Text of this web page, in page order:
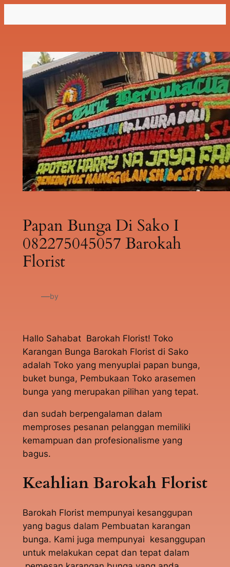
ke
Papan Bunga Di Sako I
082275045057 Barokah
Florist
—by
Hallo Sahabat Barokah Florist! Toko
Karangan Bunga Barokah Florist di Sako
adalah Toko yang menyuplai papan bunga,
buket bunga, Pembukaan Toko arasemen
bunga yang merupakan pilihan yang tepat.
dan sudah berpengalaman dalam
memproses pesanan pelanggan memiliki
kemampuan dan profesionalisme yang
bagus.
Keahlian Barokah Florist
Barokah Florist mempunyai kesanggupan
yang bagus dalam Pembuatan karangan
bunga. Kami juga mempunyai kesanggupan
untuk melakukan cepat dan tepat dalam